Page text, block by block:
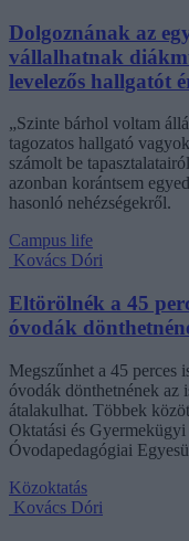
Dolgoznának az
vállalhatnak
levelezős hallgatót
„Szinte bárhol voltam
tagozatos hallgató
számolt be
azonban korántsem
hasonló nehézségekről.
Campus life
Kovács Dóri
Eltörölnék a 45
óvodák
Megszűnhet a 45 perces
óvodák dönthetnének az
átalakulhat. Többek
Oktatási és
Óvodapedagógiai
Közoktatás
Kovács Dóri